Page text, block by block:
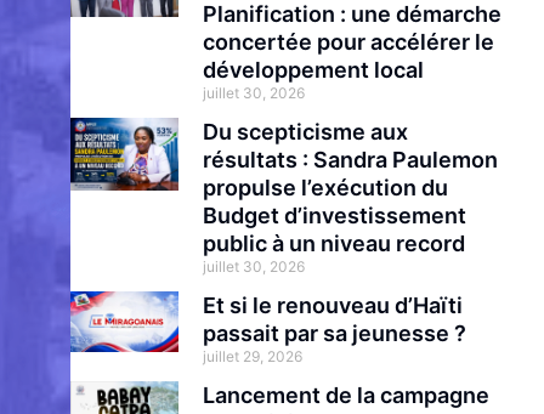
Planification : une démarche
concertée pour accélérer le
développement local
juillet 30, 2026
Du scepticisme aux
résultats : Sandra Paulemon
propulse l’exécution du
Budget d’investissement
public à un niveau record
juillet 30, 2026
Et si le renouveau d’Haïti
passait par sa jeunesse ?
juillet 29, 2026
Lancement de la campagne